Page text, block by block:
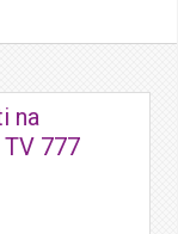
na
777